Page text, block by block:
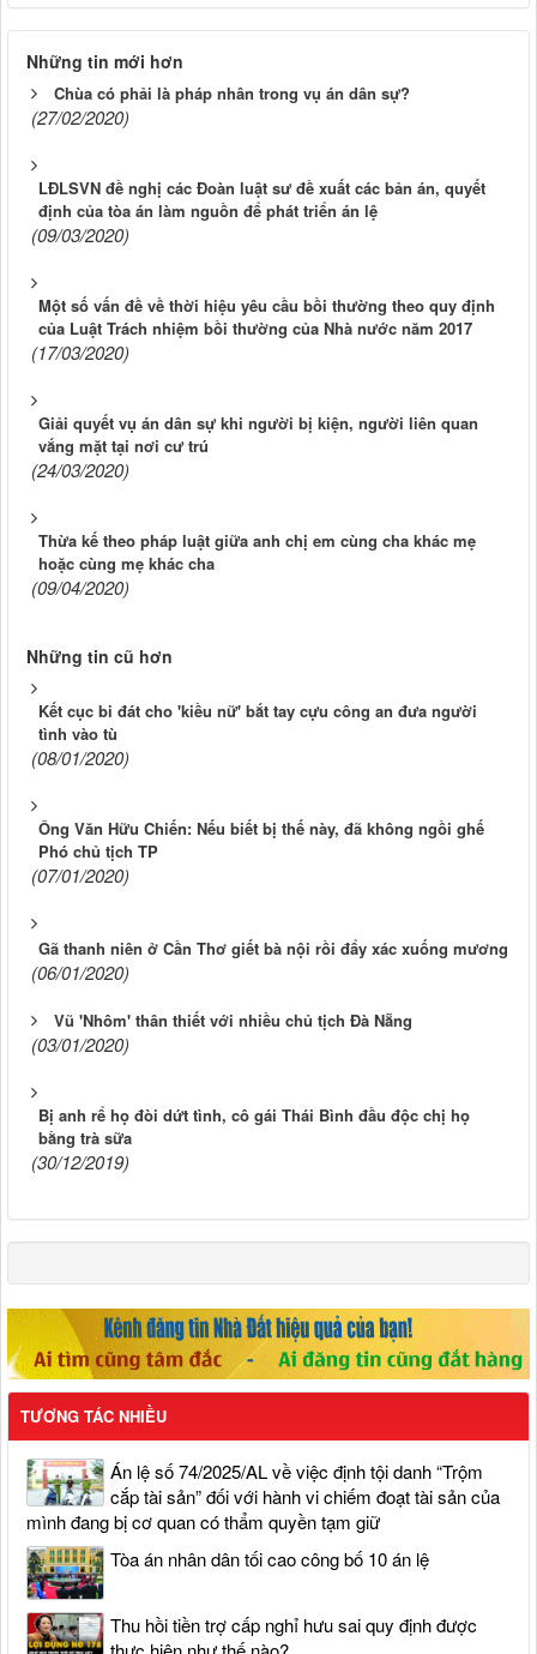
Những tin mới hơn
Chùa có phải là pháp nhân trong vụ án dân sự?
(27/02/2020)
LĐLSVN đề nghị các Đoàn luật sư đề xuất các bản án, quyết
định của tòa án làm nguồn để phát triển án lệ
(09/03/2020)
Một số vấn đề về thời hiệu yêu cầu bồi thường theo quy định
của Luật Trách nhiệm bồi thường của Nhà nước năm 2017
(17/03/2020)
Giải quyết vụ án dân sự khi người bị kiện, người liên quan
vắng mặt tại nơi cư trú
(24/03/2020)
Thừa kế theo pháp luật giữa anh chị em cùng cha khác mẹ
hoặc cùng mẹ khác cha
(09/04/2020)
Những tin cũ hơn
Kết cục bi đát cho 'kiều nữ' bắt tay cựu công an đưa người
tình vào tù
(08/01/2020)
Ông Văn Hữu Chiến: Nếu biết bị thế này, đã không ngồi ghế
Phó chủ tịch TP
(07/01/2020)
Gã thanh niên ở Cần Thơ giết bà nội rồi đẩy xác xuống mương
(06/01/2020)
Vũ 'Nhôm' thân thiết với nhiều chủ tịch Đà Nẵng
(03/01/2020)
Bị anh rể họ đòi dứt tình, cô gái Thái Bình đầu độc chị họ
bằng trà sữa
(30/12/2019)
TƯƠNG TÁC NHIỀU
Án lệ số 74/2025/AL về việc định tội danh “Trộm
cắp tài sản” đối với hành vi chiếm đoạt tài sản của
mình đang bị cơ quan có thẩm quyền tạm giữ
Tòa án nhân dân tối cao công bố 10 án lệ
Thu hồi tiền trợ cấp nghỉ hưu sai quy định được